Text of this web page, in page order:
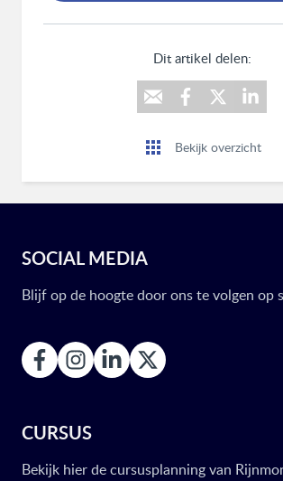
Dit artikel delen:
Bekijk overzicht
SOCIAL MEDIA
Blijf op de hoogte door ons te volgen op
CURSUS
Bekijk hier de cursusplanning van